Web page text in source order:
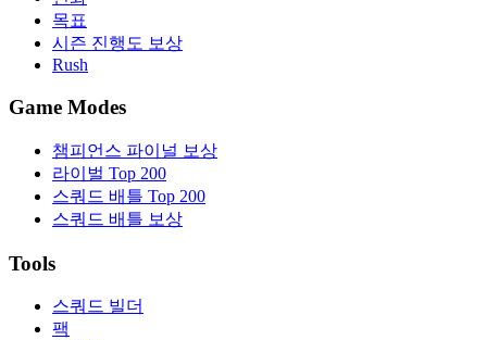
목표
시즌 진행도 보상
Rush
Game Modes
챔피언스 파이널 보상
라이벌 Top 200
스쿼드 배틀 Top 200
스쿼드 배틀 보상
Tools
스쿼드 빌더
팩